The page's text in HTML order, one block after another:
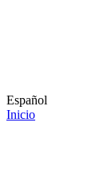
Español
Inicio